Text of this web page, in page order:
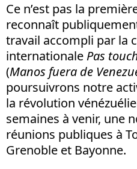
Ce n’est pas la
reconnaît
travail accompli par la
internationale Pas
(Manos fuera de
poursuivrons notre
la révolution
semaines à venir, une
réunions publiques à
Grenoble et Bayonne.